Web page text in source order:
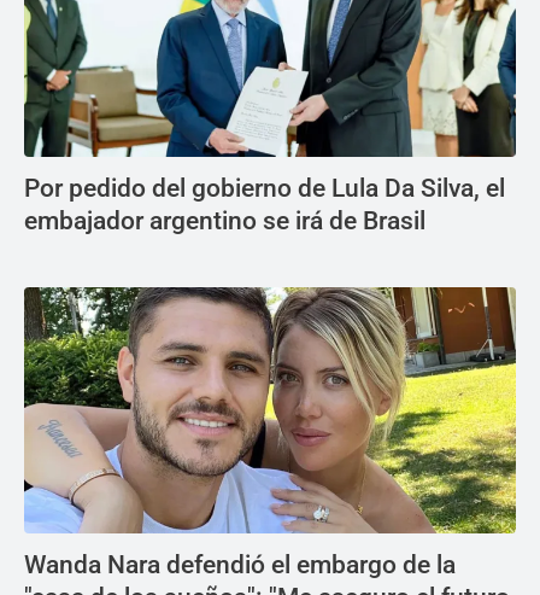
Por pedido del gobierno de Lula Da Silva, el
embajador argentino se irá de Brasil
Wanda Nara defendió el embargo de la